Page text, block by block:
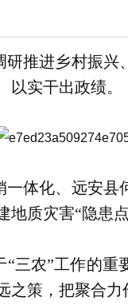
推进乡村振
实干出政绩。
体化、远安
质灾害“隐患
三农”工作的
策，把聚合